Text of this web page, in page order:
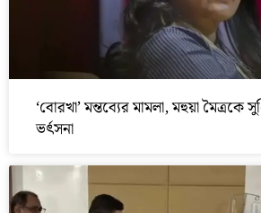
‘বোরখা’ মন্তব্যের মামলা, মহুয়া মৈত্রকে
ভর্ৎসনা